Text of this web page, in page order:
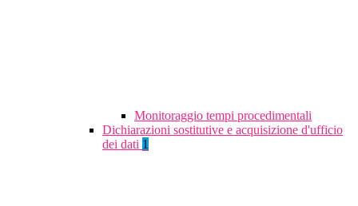
Monitoraggio tempi procedimentali
Dichiarazioni sostitutive e acquisizione d'ufficio
dei dati 1